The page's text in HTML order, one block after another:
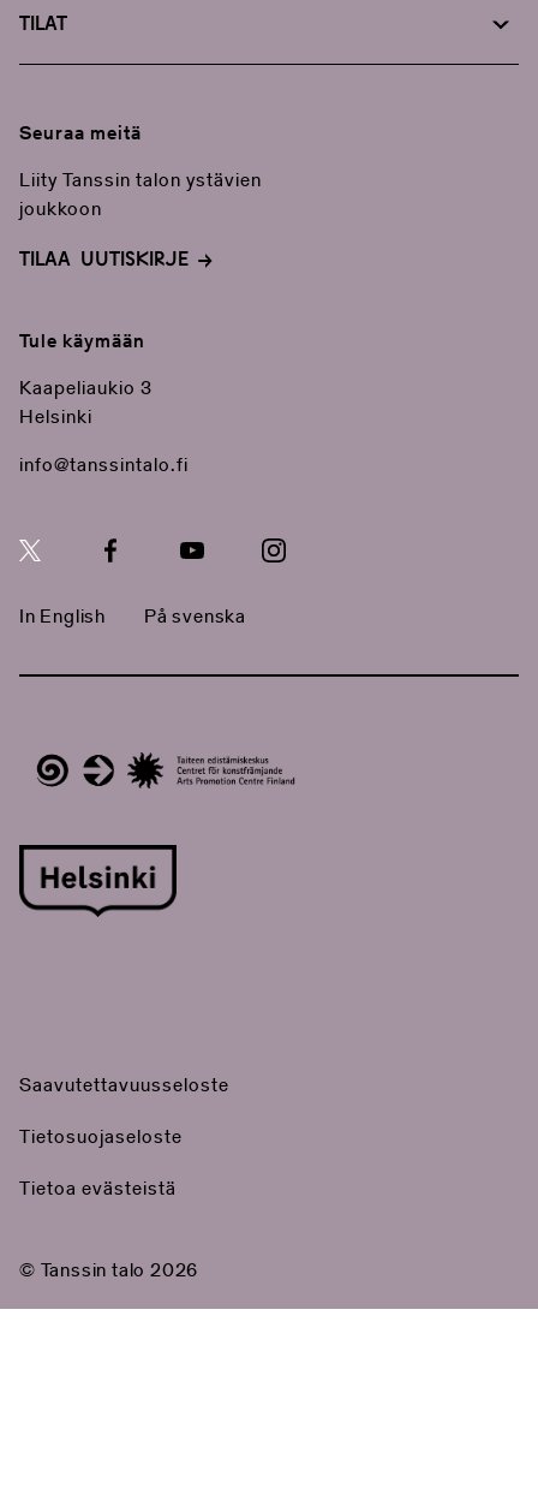
Tanssin talo tuotteet: verkkokauppa
Tilat
Seuraa meitä
Liity Tanssin talon ystävien
joukkoon
TILAA UUTISKIRJE
Tule käymään
Kaapeliaukio 3
Helsinki
info@tanssintalo.fi
In English På svenska
Saavutettavuusseloste
Tietosuojaseloste
Tietoa evästeistä
© Tanssin talo 2026